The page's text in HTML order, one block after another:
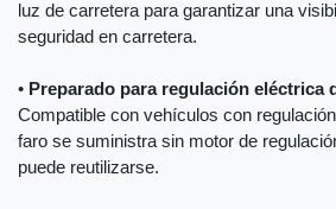
luz de carretera para garantizar una
seguridad en carretera.
• Preparado para regulación eléctrica
Compatible con vehículos con
faro se suministra sin motor de
puede reutilizarse.